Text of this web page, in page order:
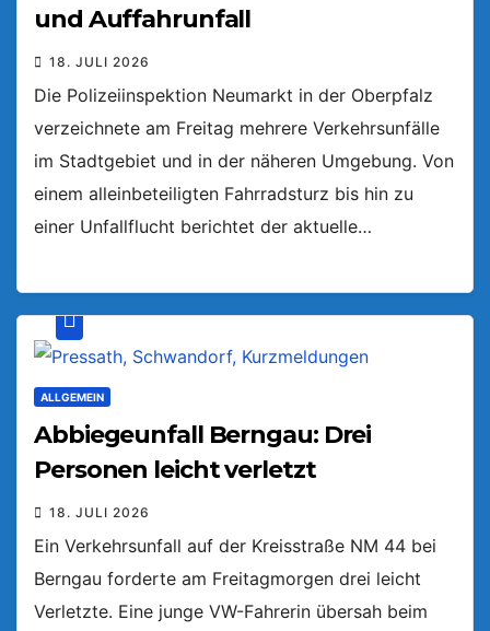
und Auffahrunfall
18. JULI 2026
Die Polizeiinspektion Neumarkt in der Oberpfalz
verzeichnete am Freitag mehrere Verkehrsunfälle
im Stadtgebiet und in der näheren Umgebung. Von
einem alleinbeteiligten Fahrradsturz bis hin zu
einer Unfallflucht berichtet der aktuelle…
ALLGEMEIN
Abbiegeunfall Berngau: Drei
Personen leicht verletzt
18. JULI 2026
Ein Verkehrsunfall auf der Kreisstraße NM 44 bei
Berngau forderte am Freitagmorgen drei leicht
Verletzte. Eine junge VW-Fahrerin übersah beim